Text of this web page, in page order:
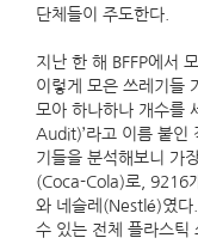
단체들이 주도한다.
지난 한 해 BFFP에서
이렇게 모은 쓰레기들
모아 하나하나 개수를
Audit)’라고 이름 붙인
기들을 분석해보니 가
(Coca-Cola)로, 9216
와 네슬레(Nestlé)였다
수 있는 전체 플라스틱